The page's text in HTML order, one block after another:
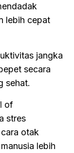
lebih cepat
jangka
secara
sehat.
of
stres
otak
lebih